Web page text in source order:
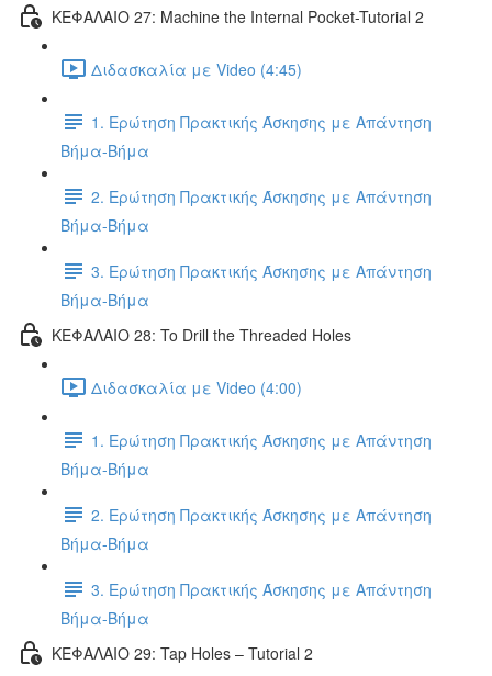
ΚΕΦΑΛΑΙΟ 27: Machine the Internal Pocket-Tutorial 2
Διδασκαλία με Video (4:45)
1. Ερώτηση Πρακτικής Άσκησης με Απάντηση
Βήμα-Βήμα
2. Ερώτηση Πρακτικής Άσκησης με Απάντηση
Βήμα-Βήμα
3. Ερώτηση Πρακτικής Άσκησης με Απάντηση
Βήμα-Βήμα
ΚΕΦΑΛΑΙΟ 28: To Drill the Threaded Holes
Διδασκαλία με Video (4:00)
1. Ερώτηση Πρακτικής Άσκησης με Απάντηση
Βήμα-Βήμα
2. Ερώτηση Πρακτικής Άσκησης με Απάντηση
Βήμα-Βήμα
3. Ερώτηση Πρακτικής Άσκησης με Απάντηση
Βήμα-Βήμα
ΚΕΦΑΛΑΙΟ 29: Tap Holes – Tutorial 2